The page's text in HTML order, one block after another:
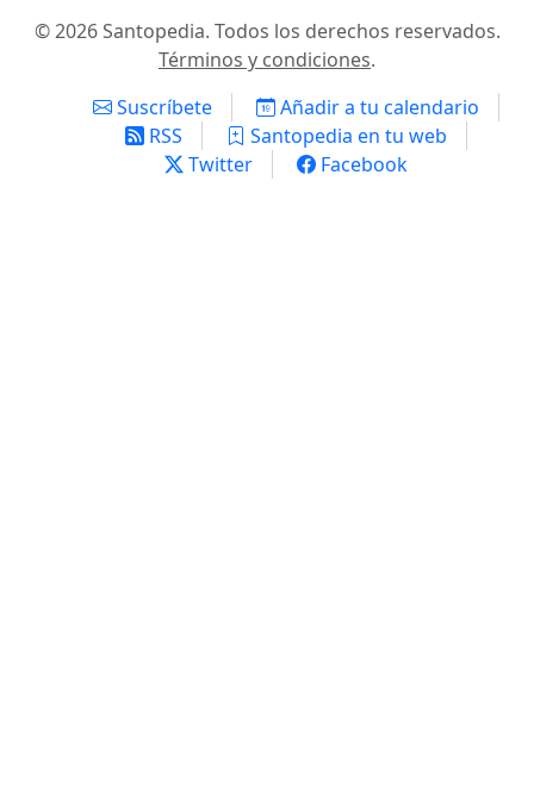
© 2026 Santopedia. Todos los derechos reservados.
Términos y condiciones.
Suscríbete
Añadir a tu calendario
RSS
Santopedia en tu web
Twitter
Facebook